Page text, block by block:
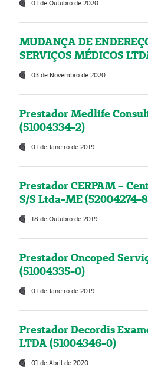
01 de Outubro de 2020
MUDANÇA DE
SERVIÇOS MÉDICOS
03 de Novembro de 2020
Prestador Medlife
(51004334-2)
01 de Janeiro de 2019
Prestador CERPAM –
S/S Ltda-ME (52004274-
18 de Outubro de 2019
Prestador Oncoped
(51004335-0)
01 de Janeiro de 2019
Prestador Decordis
LTDA (51004346-0)
01 de Abril de 2020